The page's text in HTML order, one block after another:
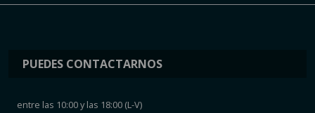
PUEDES CONTACTARNOS
entre las 10:00 y las 18:00 (L-V)